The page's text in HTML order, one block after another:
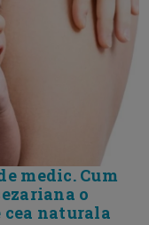
medic. Cum
o
naturala